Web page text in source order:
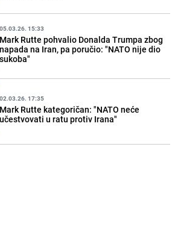
05.03.26. 15:33
Mark Rutte pohvalio Donalda Trumpa zbog
napada na Iran, pa poručio: "NATO nije dio
sukoba"
02.03.26. 17:35
Mark Rutte kategoričan: "NATO neće
učestvovati u ratu protiv Irana"